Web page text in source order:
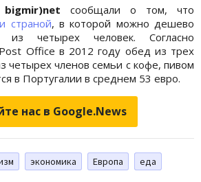
сообщали о том, что
страной, в которой можно дешево
из четырех человек. Согласно
Office в 2012 году обед из трех
четырех членов семьи с кофе, пивом
в Португалии в среднем 53 евро.
нас в Google.News
экономика Европа еда